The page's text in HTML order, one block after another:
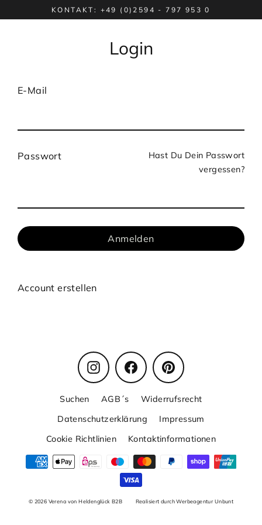
zum
KONTAKT: +49 (0)2594 - 797 953 0
Login
E-Mail
Passwort
Hast Du Dein Passwort
vergessen?
Anmelden
Account erstellen
InstagramFacebookPinterest
Suchen AGB´s
Widerrufsrecht
Datenschutzerklärung
Impressum
Cookie Richtlinien
Kontaktinformationen
© 2026 Verena von Heldenglück B2B Realisiert durch Werbeagentur Unbunt